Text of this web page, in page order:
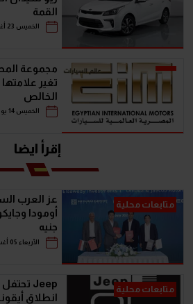
القمة
الخميس 23 أغسطس 2018
مجموعة
تغير
الخالص
الخميس 14 يونيو 2018
إقرأ ايضا
متابعات محلية
عز العرب
جنيه
الأربعاء 05 أغسطس 2026
متابعات محلية
انطلاق